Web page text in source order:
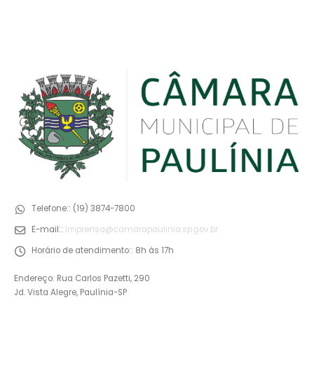
Telefone:: (19) 3874-7800
E-mail:: imprensa@camarapaulinia.sp.gov.br
Horário de atendimento:: 8h às 17h
Endereço: Rua Carlos Pazetti, 290
Jd. Vista Alegre, Paulínia-SP